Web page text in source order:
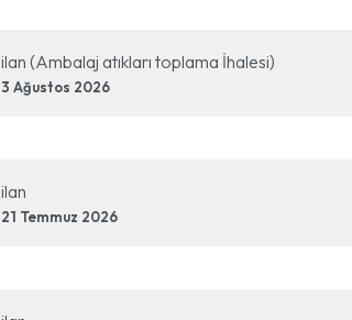
ilan (Ambalaj atıkları toplama İhalesi)
3 Ağustos 2026
ilan
21 Temmuz 2026